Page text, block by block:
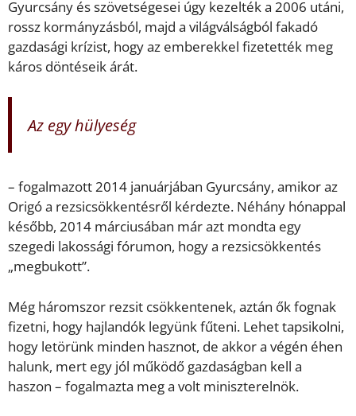
Gyurcsány és szövetségesei úgy kezelték a 2006 utáni,
rossz kormányzásból, majd a világválságból fakadó
gazdasági krízist, hogy az emberekkel fizetették meg
káros döntéseik árát.
Az egy hülyeség
– fogalmazott 2014 januárjában Gyurcsány, amikor az
Origó a rezsicsökkentésről kérdezte. Néhány hónappal
később, 2014 márciusában már azt mondta egy
szegedi lakossági fórumon, hogy a rezsicsökkentés
„megbukott”.
Még háromszor rezsit csökkentenek, aztán ők fognak
fizetni, hogy hajlandók legyünk fűteni. Lehet tapsikolni,
hogy letörünk minden hasznot, de akkor a végén éhen
halunk, mert egy jól működő gazdaságban kell a
haszon – fogalmazta meg a volt miniszterelnök.